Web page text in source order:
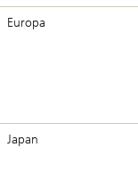
Europa
Japan